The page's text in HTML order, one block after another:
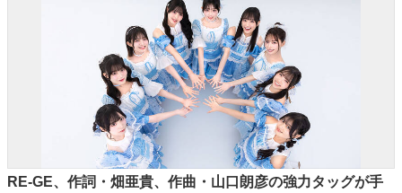
RE-GE、作詞・畑亜貴、作曲・山口朗彦の強力タッグが手